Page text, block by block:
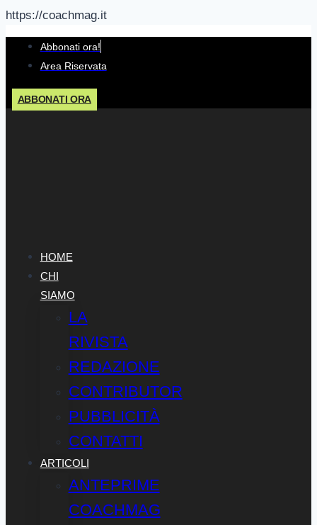
https://coachmag.it
Salta
contenuto
Abbonati ora!
Area Riservata
ABBONATI ORA
HOME
CHI
SIAMO
LA
RIVISTA
REDAZIONE
CONTRIBUTOR
PUBBLICITÀ
CONTATTI
ARTICOLI
ANTEPRIME
COACHMAG